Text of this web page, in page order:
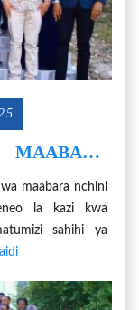
maabara nchini
la kazi kwa
sahihi ya